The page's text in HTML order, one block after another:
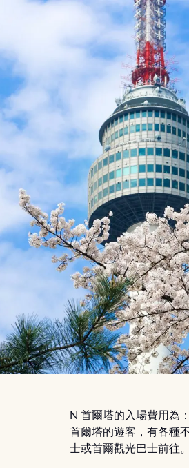
N 首爾塔的入場費用為
首爾塔的遊客，有各種
士或首爾觀光巴士前往。